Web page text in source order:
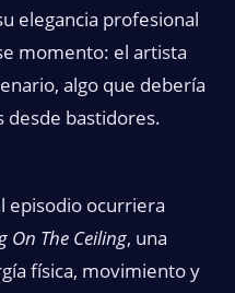
elegancia profesional
momento: el artista
algo que debería
desde bastidores.
episodio ocurriera
On The Ceiling, una
física, movimiento y